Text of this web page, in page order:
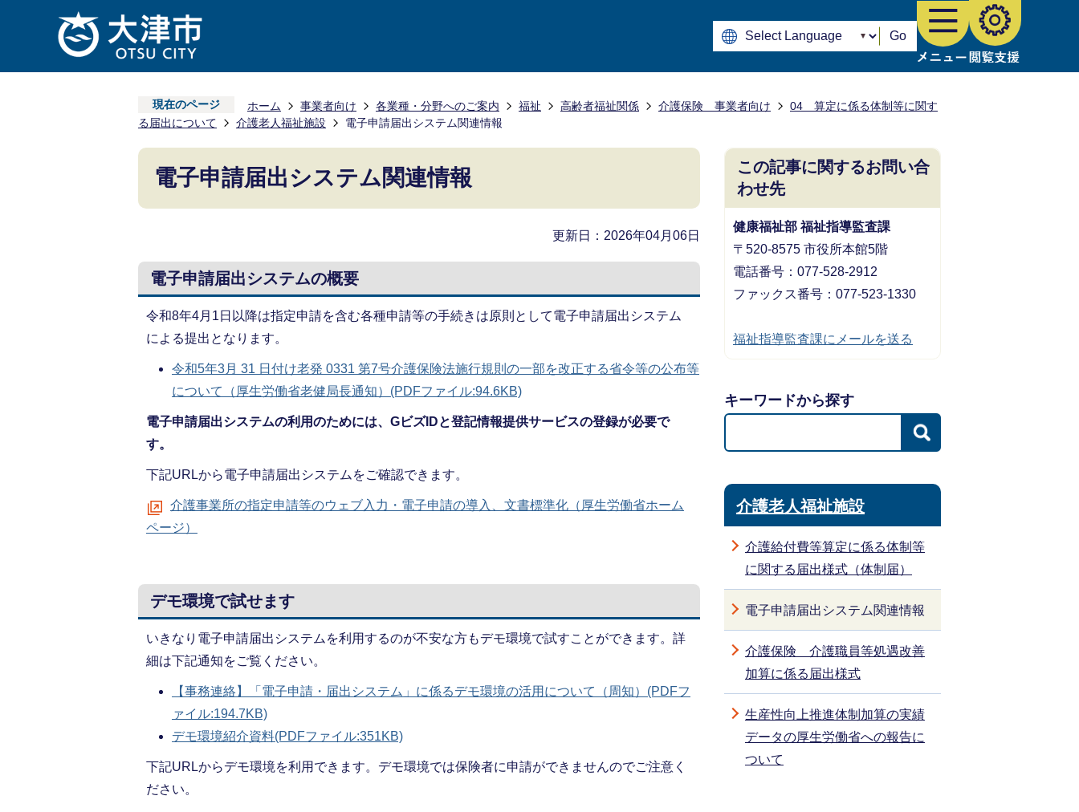
Go
現在のページ ホーム 事業者向け 各業種・分野へのご案内 福祉 高齢者福祉関係 介護保険 事業者向け
04 算定に係る体制等に関す
る届出について
介護老人福祉施設 電子申請届出システム関連情報
電子申請届出システム関連情報
更新日：2026年04月06日
電子申請届出システムの概要
令和8年4月1日以降は指定申請を含む各種申請等の手続きは原則として電子申請届出システム
による提出となります。
令和5年3月 31 日付け老発 0331 第7号介護保険法施行規則の一部を改正する省令等の公布等
について（厚生労働省老健局長通知）(PDFファイル:94.6KB)
電子申請届出システムの利用のためには、GビズIDと登記情報提供サービスの登録が必要で
す。
下記URLから電子申請届出システムをご確認できます。
介護事業所の指定申請等のウェブ⼊⼒・電⼦申請の導⼊、文書標準化（厚生労働省ホーム
ページ）
デモ環境で試せます
いきなり電子申請届出システムを利用するのが不安な方もデモ環境で試すことができます。詳
細は下記通知をご覧ください。
【事務連絡】「電子申請・届出システム」に係るデモ環境の活用について（周知）(PDFフ
ァイル:194.7KB)
デモ環境紹介資料(PDFファイル:351KB)
下記URLからデモ環境を利用できます。デモ環境では保険者に申請ができませんのでご注意く
ださい。
この記事に関するお問い合
わせ先
健康福祉部 福祉指導監査課
〒520-8575 市役所本館5階
電話番号：077-528-2912
ファックス番号：077-523-1330
福祉指導監査課にメールを送る
キーワードから探す
介護老人福祉施設
介護給付費等算定に係る体制等
に関する届出様式（体制届）
電子申請届出システム関連情報
介護保険 介護職員等処遇改善
加算に係る届出様式
生産性向上推進体制加算の実績
データの厚生労働省への報告に
ついて